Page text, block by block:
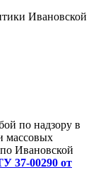
Ивановской
по надзору в
массовых
Ивановской
37-00290 от